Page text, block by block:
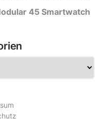
45 Smartwatch